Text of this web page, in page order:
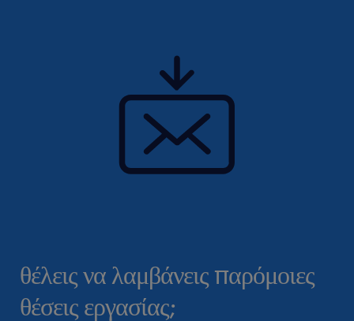
θέλεις να λαμβάνεις παρόμοιες
θέσεις εργασίας;